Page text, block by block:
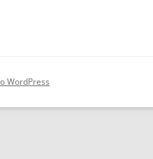
WordPress